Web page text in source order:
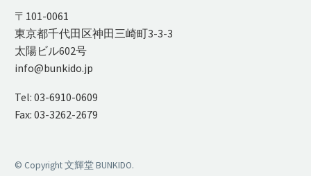
〒101-0061
東京都千代田区神田三崎町3-3-3
太陽ビル602号
info@bunkido.jp
Tel: 03-6910-0609
Fax: 03-3262-2679
© Copyright 文輝堂 BUNKIDO.